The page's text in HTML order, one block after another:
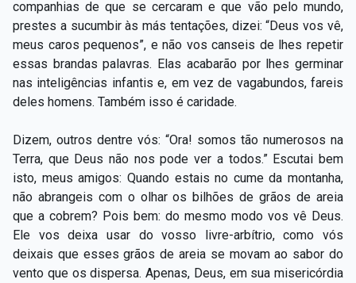
companhias de que se cercaram e que vão pelo mundo,
prestes a sucumbir às más tentações, dizei: “Deus vos vê,
meus caros pequenos”, e não vos canseis de lhes repetir
essas brandas palavras. Elas acabarão por lhes germinar
nas inteligências infantis e, em vez de vagabundos, fareis
deles homens. Também isso é caridade.
Dizem, outros dentre vós: “Ora! somos tão numerosos na
Terra, que Deus não nos pode ver a todos.” Escutai bem
isto, meus amigos: Quando estais no cume da montanha,
não abrangeis com o olhar os bilhões de grãos de areia
que a cobrem? Pois bem: do mesmo modo vos vê Deus.
Ele vos deixa usar do vosso livre-arbítrio, como vós
deixais que esses grãos de areia se movam ao sabor do
vento que os dispersa. Apenas, Deus, em sua misericórdia